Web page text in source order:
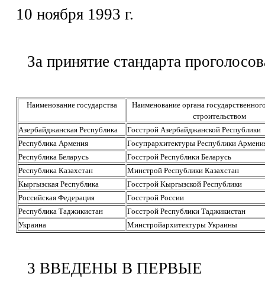
10 ноября 1993 г.
За принятие стандарта
Наименование государства
Наименование органа
строительством
Азербайджанская Республика
Госстрой Азербайджанской Республики
Республика Армения
Госупрархитектуры Республики
Республика Беларусь
Госстрой Республики Беларусь
Республика Казахстан
Минстрой Республики Казахстан
Кыргызская Республика
Госстрой Кыргызской Республики
Российская Федерация
Госстрой России
Республика Таджикистан
Госстрой Республики Таджикистан
Украина
Минстройархитектуры Украины
3 ВВЕДЕНЫ В ПЕРВЫЕ